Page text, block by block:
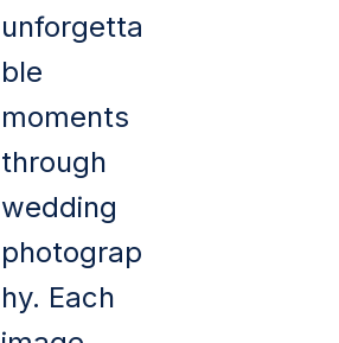
unforgetta
ble
moments
through
wedding
photograp
hy. Each